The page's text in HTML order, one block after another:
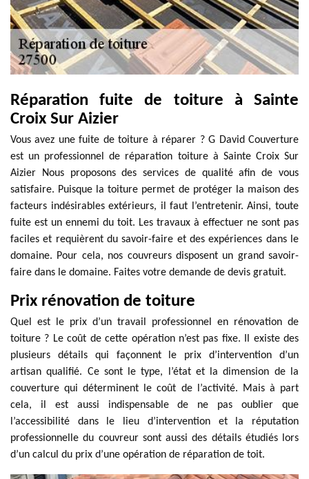
Réparation fuite de toiture à Sainte
Croix Sur Aizier
Vous avez une fuite de toiture à réparer ? G David Couverture
est un professionnel de réparation toiture à Sainte Croix Sur
Aizier Nous proposons des services de qualité afin de vous
satisfaire. Puisque la toiture permet de protéger la maison des
facteurs indésirables extérieurs, il faut l’entretenir. Ainsi, toute
fuite est un ennemi du toit. Les travaux à effectuer ne sont pas
faciles et requièrent du savoir-faire et des expériences dans le
domaine. Pour cela, nos couvreurs disposent un grand savoir-
faire dans le domaine. Faites votre demande de devis gratuit.
Prix rénovation de toiture
Quel est le prix d’un travail professionnel en rénovation de
toiture ? Le coût de cette opération n’est pas fixe. Il existe des
plusieurs détails qui façonnent le prix d’intervention d’un
artisan qualifié. Ce sont le type, l’état et la dimension de la
couverture qui déterminent le coût de l’activité. Mais à part
cela, il est aussi indispensable de ne pas oublier que
l’accessibilité dans le lieu d’intervention et la réputation
professionnelle du couvreur sont aussi des détails étudiés lors
d’un calcul du prix d’une opération de réparation de toit.